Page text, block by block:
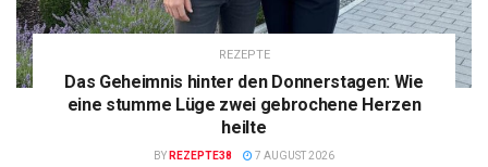
REZEPTE
Das Geheimnis hinter den Donnerstagen: Wie
eine stumme Lüge zwei gebrochene Herzen
heilte
BY REZEPTE38 7 AUGUST 2026